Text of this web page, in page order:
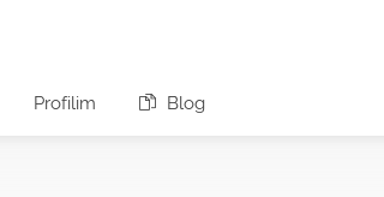
Profilim Blog